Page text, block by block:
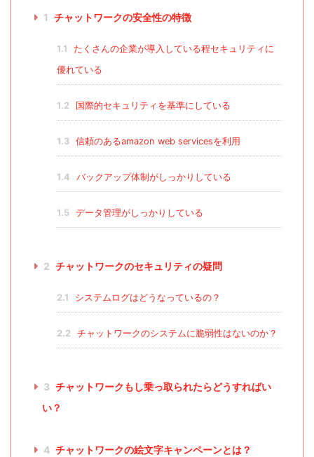
1 チャットワークの安全性の特徴
1.1
たくさんの企業が導入している程セキュリティに
優れている
1.2 国際的セキュリティを基準にしている
1.3 信頼のあるamazon web servicesを利用
1.4 バックアップ体制がしっかりしている
1.5 データ管理がしっかりしている
2 チャットワークのセキュリティの疑問
2.1 システムログはどうなっているの？
2.2 チャットワークのシステムに脆弱性はないのか？
3 チャットワークもし乗っ取られたらどうすればい
い？
4 チャットワークの絵文字キャンペーンとは？